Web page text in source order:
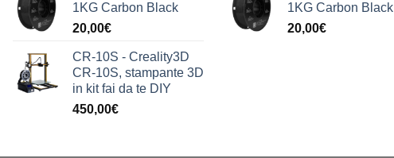
1KG Carbon Black
20,00€
CR-10S - Creality3D
CR-10S, stampante 3D
in kit fai da te DIY
450,00€
1KG Carbon Black
20,00€